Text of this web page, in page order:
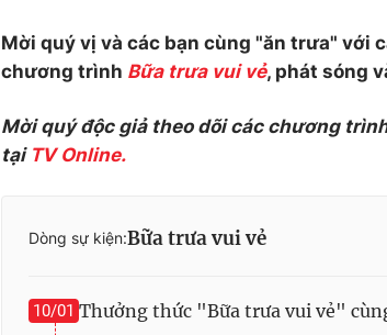
Mời quý vị và các bạn cùng "ăn trưa" với
chương trình Bữa trưa vui vẻ, phát sóng
Mời quý độc giả theo dõi các chương
tạiTV Online.
Dòng sự kiện:Bữa trưa vui vẻ
10/01 Thưởng thức "Bữa trưa vui vẻ"